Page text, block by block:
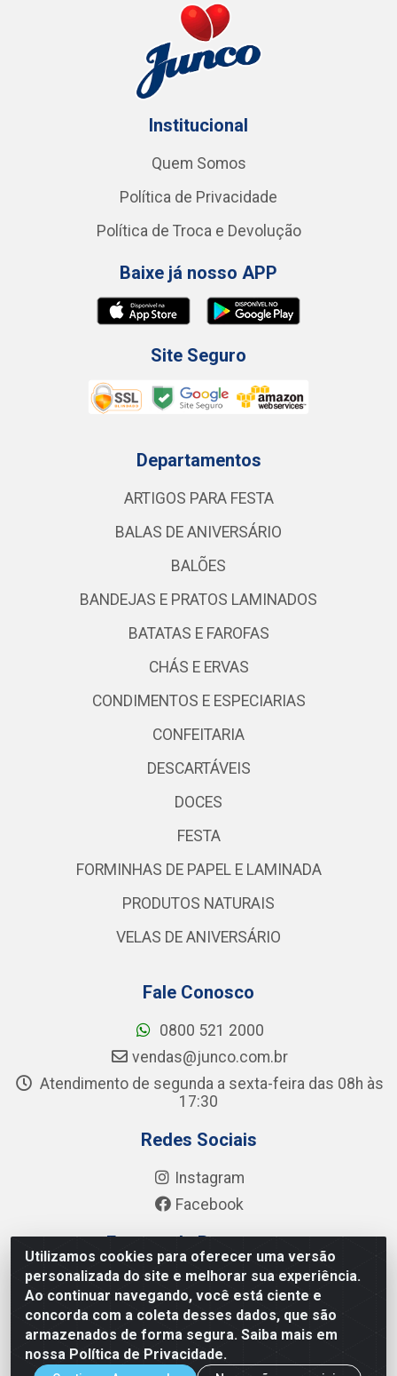
Utilizamos cookies para oferecer uma versão
personalizada do site e melhorar sua experiência.
Ao continuar navegando, você está ciente e
concorda com a coleta desses dados, que são
armazenados de forma segura. Saiba mais em
nossa Política de Privacidade.
Institucional
Quem Somos
Política de Privacidade
Política de Troca e Devolução
Baixe já nosso APP
Site Seguro
Departamentos
ARTIGOS PARA FESTA
BALAS DE ANIVERSÁRIO
BALÕES
BANDEJAS E PRATOS LAMINADOS
BATATAS E FAROFAS
CHÁS E ERVAS
CONDIMENTOS E ESPECIARIAS
CONFEITARIA
DESCARTÁVEIS
DOCES
FESTA
FORMINHAS DE PAPEL E LAMINADA
PRODUTOS NATURAIS
VELAS DE ANIVERSÁRIO
Fale Conosco
0800 521 2000
vendas@junco.com.br
Atendimento de segunda a sexta-feira das 08h às
17:30
Redes Sociais
Instagram
Facebook
Formas de Pagamento
Junco Industria e Comercio Ltda - R. Lineu Anterino Mariano,
505 - Distrito Industrial, Uberlândia - MG CEP 38.402-346 -